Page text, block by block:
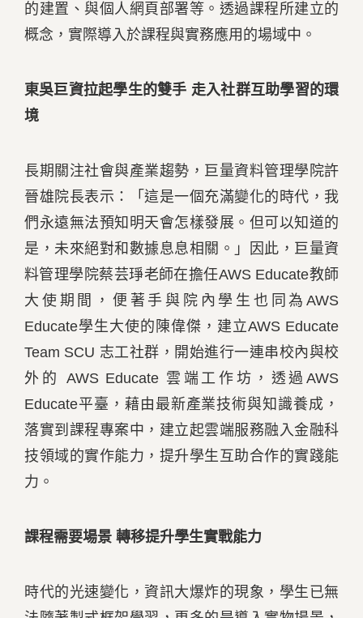
的建置、與個人網頁部署等。透過課程所建立的
概念，實際導入於課程與實務應用的場域中。
東吳巨資拉起學生的雙手 走入社群互助學習的環
境
長期關注社會與產業趨勢，巨量資料管理學院許
晉雄院長表示：「這是一個充滿變化的時代，我
們永遠無法預知明天會怎樣發展。但可以知道的
是，未來絕對和數據息息相關。」因此，巨量資
料管理學院蔡芸琤老師在擔任AWS Educate教師
大使期間，便著手與院內學生也同為AWS
Educate學生大使的陳偉傑，建立AWS Educate
Team SCU 志工社群，開始進行一連串校內與校
外的 AWS Educate 雲端工作坊，透過AWS
Educate平臺，藉由最新產業技術與知識養成，
落實到課程專案中，建立起雲端服務融入金融科
技領域的實作能力，提升學生互助合作的實踐能
力。
課程需要場景 轉移提升學生實戰能力
時代的光速變化，資訊大爆炸的現象，學生已無